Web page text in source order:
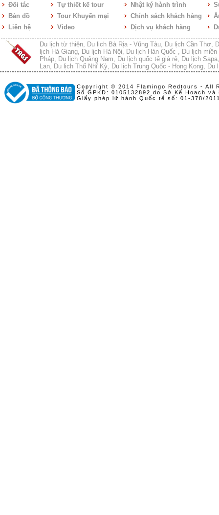
Đối tác
Bản đồ
Liên hệ
Tự thiết kế tour
Tour Khuyến mại
Video
Nhật ký hành trình
Chính sách khách hàng
Dịch vụ khách hàng
Du lịch từ thiện Du lịch Bà Rịa - Vũng Tàu Du lịch Cần Thơ
lịch Hà Giang
Du lịch Hà Nội Du lịch Hàn Quốc
Du lịch miền
Pháp
Du lịch Quảng Nam Du lịch quốc tế giá rẻ Du lịch Sapa
Lan
Du lịch Thổ Nhĩ Kỳ Du lịch Trung Quốc - Hong Kong Du
Copyright © 2014 Flamingo Redtours - All
Số GPKD: 0105132892 do Sở Kế Hoạch
Giấy phép lữ hành Quốc tế số: 01-378/